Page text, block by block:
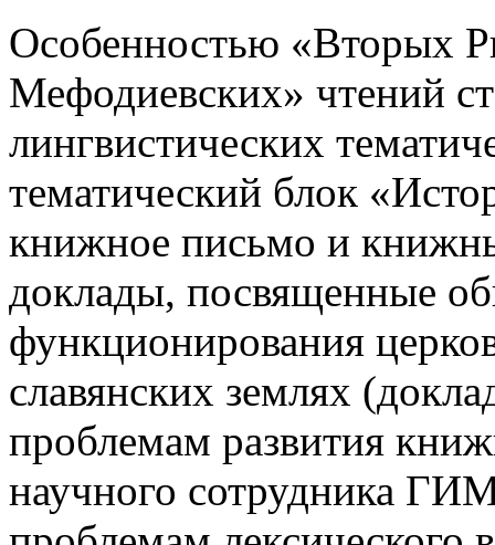
Особенностью «Вторых
Мефодиевских» чтений
лингвистических
тематический блок
книжное письмо и
доклады, посвященные
функционирования
славянских землях
проблемам развития
научного сотрудника